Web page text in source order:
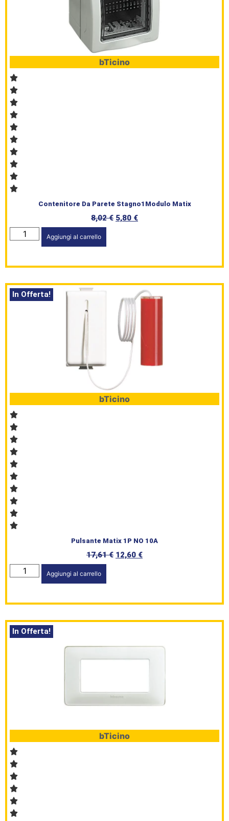
HomePage
Brand
bTicino
Contenitore Da Parete Stagno1Modulo Matix
8,02€ 5,80 €
Aggiungi al carrello
In Offerta!
bTicino
Pulsante Matix 1P NO 10A
17,61€ 12,60 €
Aggiungi al carrello
In Offerta!
bTicino